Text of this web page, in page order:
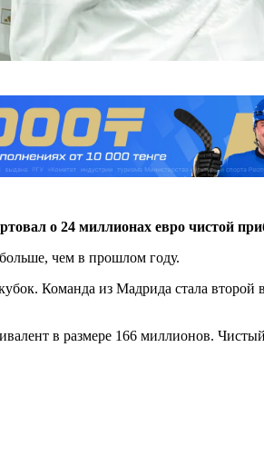
о 24 миллионах евро чистой
чем в прошлом году.
Команда из Мадрида стала
в размере 166 миллионов.